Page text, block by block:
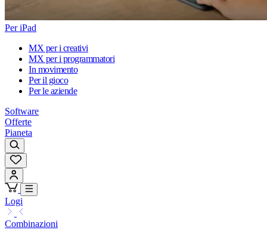
Per iPad
MX per i creativi
MX per i programmatori
In movimento
Per il gioco
Per le aziende
Software
Offerte
Pianeta
Logi
Combinazioni